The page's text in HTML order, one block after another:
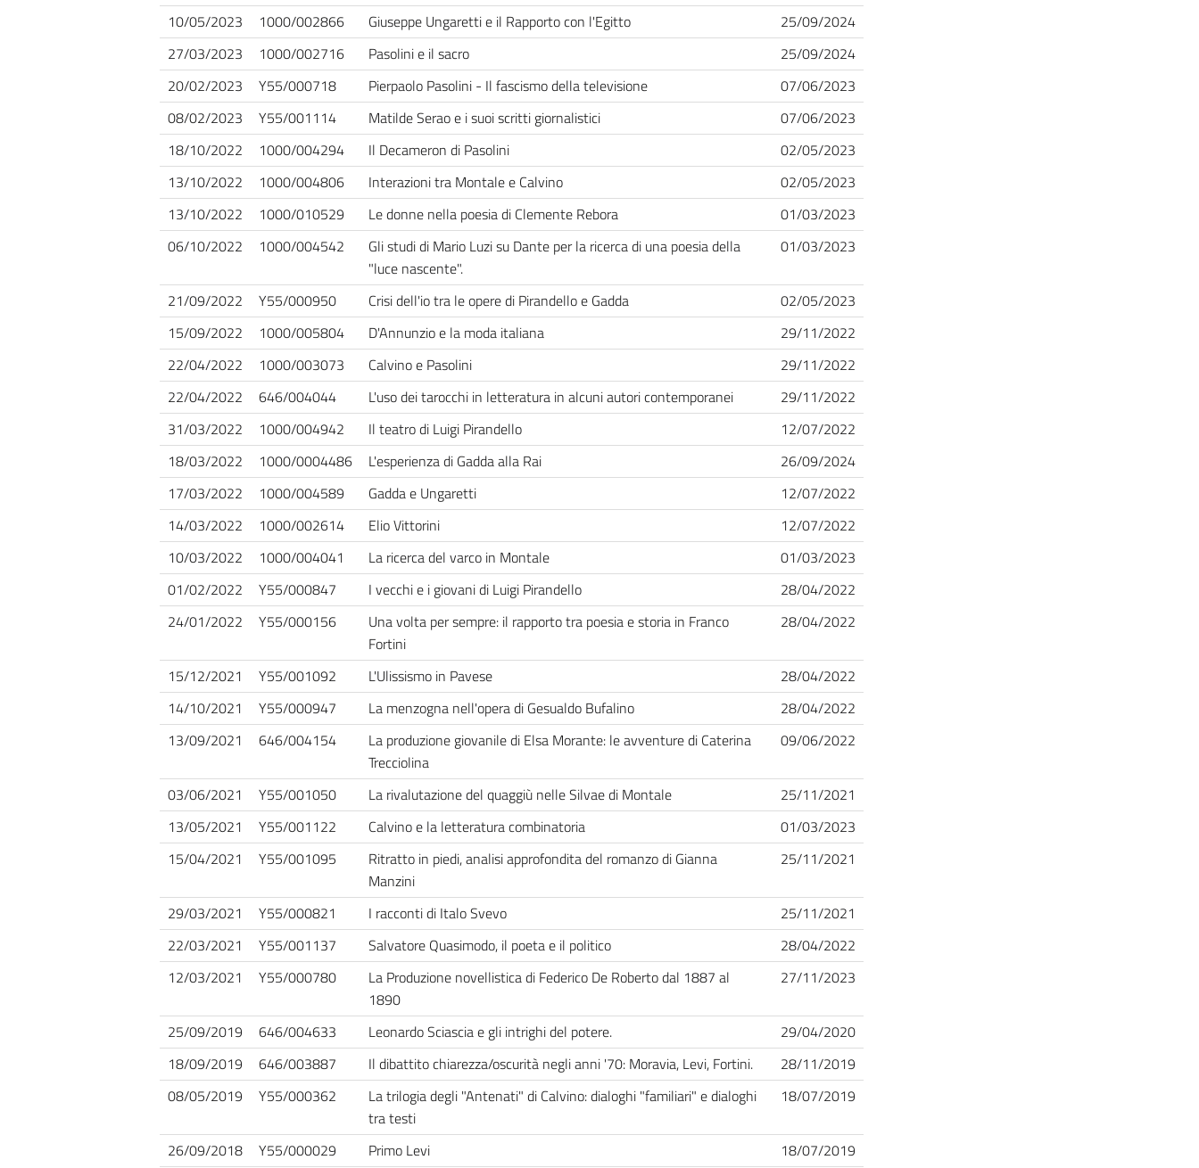
10/05/2023
1000/002866 Giuseppe Ungaretti e il Rapporto con l'Egitto
25/09/2024
27/03/2023
1000/002716 Pasolini e il sacro
25/09/2024
20/02/2023
Y55/000718 Pierpaolo Pasolini - Il fascismo della televisione
07/06/2023
08/02/2023
Y55/001114 Matilde Serao e i suoi scritti giornalistici
07/06/2023
18/10/2022
1000/004294 Il Decameron di Pasolini
02/05/2023
13/10/2022
1000/004806 Interazioni tra Montale e Calvino
02/05/2023
13/10/2022
1000/010529 Le donne nella poesia di Clemente Rebora
01/03/2023
06/10/2022
1000/004542
Gli studi di Mario Luzi su Dante per la ricerca di una poesia della
"luce nascente".
01/03/2023
21/09/2022 Y55/000950 Crisi dell'io tra le opere di Pirandello e Gadda
02/05/2023
15/09/2022
1000/005804 D'Annunzio e la moda italiana
29/11/2022
22/04/2022
1000/003073 Calvino e Pasolini
29/11/2022
22/04/2022
646/004044 L'uso dei tarocchi in letteratura in alcuni autori contemporanei
29/11/2022
31/03/2022
1000/004942 Il teatro di Luigi Pirandello
12/07/2022
18/03/2022
1000/0004486 L'esperienza di Gadda alla Rai
26/09/2024
17/03/2022
1000/004589 Gadda e Ungaretti
12/07/2022
14/03/2022
1000/002614 Elio Vittorini
12/07/2022
10/03/2022
1000/004041 La ricerca del varco in Montale
01/03/2023
01/02/2022
Y55/000847 I vecchi e i giovani di Luigi Pirandello
28/04/2022
24/01/2022
Y55/000156
Una volta per sempre: il rapporto tra poesia e storia in Franco
Fortini
28/04/2022
15/12/2021 Y55/001092 L'Ulissismo in Pavese
28/04/2022
14/10/2021
Y55/000947 La menzogna nell'opera di Gesualdo Bufalino
28/04/2022
13/09/2021
646/004154
La produzione giovanile di Elsa Morante: le avventure di Caterina
Trecciolina
09/06/2022
03/06/2021 Y55/001050 La rivalutazione del quaggiù nelle Silvae di Montale
25/11/2021
13/05/2021
Y55/001122 Calvino e la letteratura combinatoria
01/03/2023
15/04/2021
Y55/001095
Ritratto in piedi, analisi approfondita del romanzo di Gianna
Manzini
25/11/2021
29/03/2021 Y55/000821 I racconti di Italo Svevo
25/11/2021
22/03/2021
Y55/001137 Salvatore Quasimodo, il poeta e il politico
28/04/2022
12/03/2021
Y55/000780
La Produzione novellistica di Federico De Roberto dal 1887 al
1890
27/11/2023
25/09/2019 646/004633 Leonardo Sciascia e gli intrighi del potere.
29/04/2020
18/09/2019
646/003887 Il dibattito chiarezza/oscurità negli anni '70: Moravia, Levi, Fortini.
28/11/2019
08/05/2019
Y55/000362
La trilogia degli "Antenati" di Calvino: dialoghi "familiari" e dialoghi
tra testi
18/07/2019
26/09/2018 Y55/000029 Primo Levi
18/07/2019